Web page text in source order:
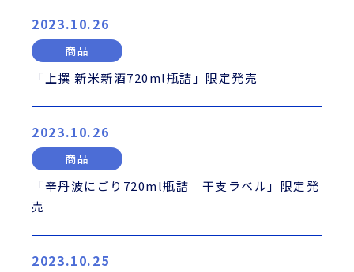
2023.10.26
商品
「上撰 新米新酒720ml瓶詰」限定発売
2023.10.26
商品
「辛丹波にごり720ml瓶詰 干支ラベル」限定発
売
2023.10.25